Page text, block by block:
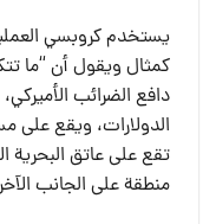
يستخدم كروبسي
كمثال ويقول أن “ما
دافع الضرائب
الدولارات، ويقع على
تقع على عاتق البحرية
منطقة على الجانب